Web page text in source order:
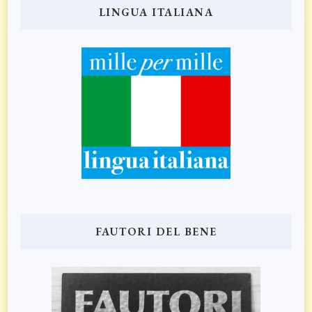
LINGUA ITALIANA
FAUTORI DEL BENE